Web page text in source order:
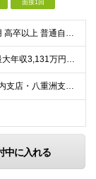
面接1回
◎100％人物や意欲重視の採用 高卒以上 普通自動車第一種運転免許取得者（AT限定可） ★職歴は全く問いません！ 前向きにコツコツと向き合える方であれば結果がついてくるお仕事です。 現職・無職、正社
＼平均年収819万円！社員の最大年収3,131万円／ ＼2人に1人が年収700万円以上／ ＼5人に1人が年収1,000万円以上！／ 固定給だけで、年収524万円も可能！ インセンティブだけでなく固定給
＜新オフィスオープン＞ 丸の内支店・八重洲支店 東京都千代田区丸の内1丁目9-1 グラントウキョウノースタワーオフィス40階（東京ヘッドオフィス内） ★東京駅直結の新オフィスで雨にも濡れずに通勤♪
中に入れる